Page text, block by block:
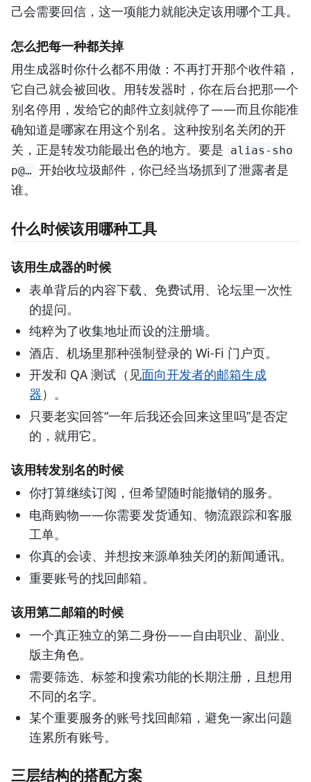
己会需要回信，这一项能力就能决定该用哪个工具。
怎么把每一种都关掉
用生成器时你什么都不用做：不再打开那个收件箱，
它自己就会被回收。用转发器时，你在后台把那一个
别名停用，发给它的邮件立刻就停了——而且你能准
确知道是哪家在用这个别名。这种按别名关闭的开
关，正是转发功能最出色的地方。要是
alias-sho
p@… 开始收垃圾邮件，你已经当场抓到了泄露者是
谁。
什么时候该用哪种工具
该用生成器的时候
表单背后的内容下载、免费试用、论坛里一次性
的提问。
纯粹为了收集地址而设的注册墙。
酒店、机场里那种强制登录的 Wi-Fi 门户页。
开发和 QA 测试（见面向开发者的邮箱生成
器）。
只要老实回答“一年后我还会回来这里吗”是否定
的，就用它。
该用转发别名的时候
你打算继续订阅，但希望随时能撤销的服务。
电商购物——你需要发货通知、物流跟踪和客服
工单。
你真的会读、并想按来源单独关闭的新闻通讯。
重要账号的找回邮箱。
该用第二邮箱的时候
一个真正独立的第二身份——自由职业、副业、
版主角色。
需要筛选、标签和搜索功能的长期注册，且想用
不同的名字。
某个重要服务的账号找回邮箱，避免一家出问题
连累所有账号。
三层结构的搭配方案